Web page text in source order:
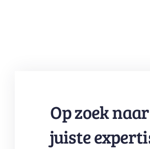
Op zoek
juiste